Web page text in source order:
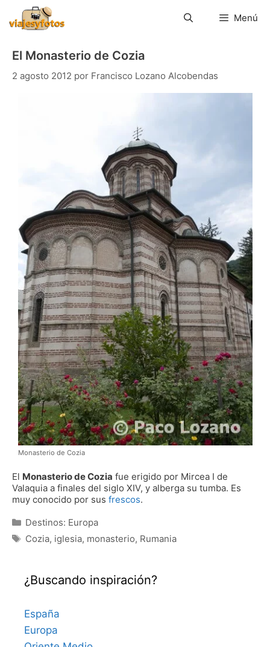
contenido
Menú
El Monasterio de Cozia
2 agosto 2012 por Francisco Lozano Alcobendas
Monasterio de Cozia
El Monasteriode Cozia fue erigido por Mircea I de
Valaquia a finales del siglo XIV, y alberga su tumba. Es
muy conocido por sus frescos.
Categorías
Destinos: Europa
Etiquetas
Cozia, iglesia, monasterio, Rumania
¿Buscando inspiración?
España
Europa